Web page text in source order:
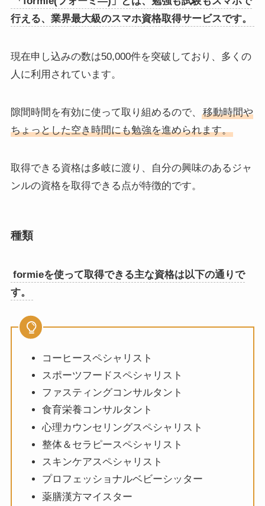
行える、業界最大級のスマホ資格取得サービスです。
現在申し込みの数は50,000件を突破しており、多くの
人に利用されています。
隙間時間を有効に使って取り組めるので、
移動時間や
ちょっとした空き時間にも勉強を進められます。
取得できる資格は多岐に渡り、自分の興味のあるジャ
ンルの資格を取得できる点が特徴的です。
種類
formieを使って取得できる主な資格は以下の通りで
す。
コーヒースペシャリスト
スポーツフードスペシャリスト
ファスティングコンサルタント
食育栄養コンサルタント
心理カウンセリングスペシャリスト
整体＆セラピースペシャリスト
スキンケアスペシャリスト
プロフェッショナルベビーシッター
薬膳漢方マイスター